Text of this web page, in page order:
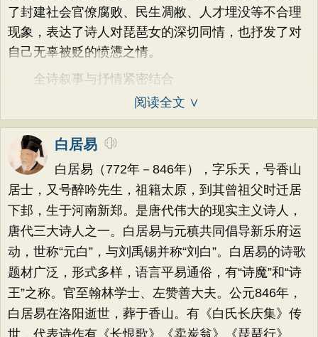
了封建社会官僚腐败、民生凋敝、人才埋没等不合理
现象，表达了诗人对琵琶女的深切同情，也抒发了对
自己无辜被贬的愤懑之情。
全诗叙事与抒情紧密结合
阅读全文 ∨
白居易
白居易（772年－846年），字乐天，号香山
居士，又号醉吟先生，祖籍太原，到其曾祖父时迁居
下邽，生于河南新郑。是唐代伟大的现实主义诗人，
唐代三大诗人之一。白居易与元稹共同倡导新乐府运
动，世称“元白”，与刘禹锡并称“刘白”。白居易的诗歌
题材广泛，形式多样，语言平易通俗，有“诗魔”和“诗
王”之称。官至翰林学士、左赞善大夫。公元846年，
白居易在洛阳逝世，葬于香山。有《白氏长庆集》传
世，代表诗作有《长恨歌》《卖炭翁》《琵琶行》